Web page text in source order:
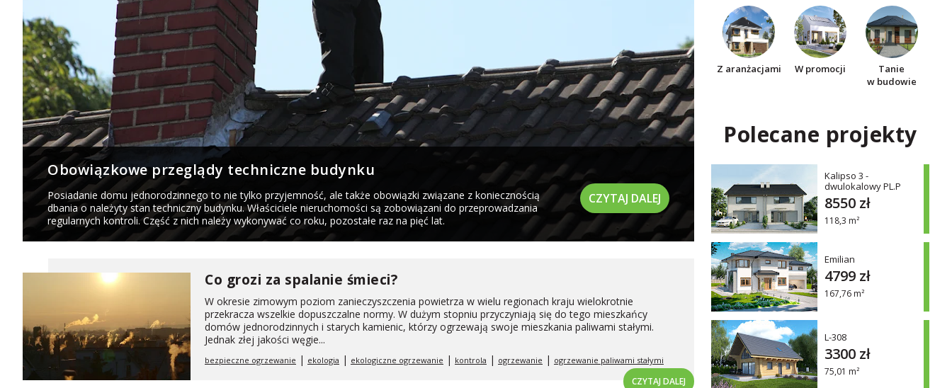
Obowiązkowe przeglądy techniczne budynku
Posiadanie domu jednorodzinnego to nie tylko przyjemność, ale także obowiązki związane z koniecznością
dbania o należyty stan techniczny budynku. Właściciele nieruchomości są zobowiązani do przeprowadzania
regularnych kontroli. Część z nich należy wykonywać co roku, pozostałe raz na pięć lat.
CZYTAJ DALEJ
Co grozi za spalanie śmieci?
W okresie zimowym poziom zanieczyszczenia powietrza w wielu regionach kraju wielokrotnie
przekracza wszelkie dopuszczalne normy. W dużym stopniu przyczyniają się do tego mieszkańcy
domów jednorodzinnych i starych kamienic, którzy ogrzewają swoje mieszkania paliwami stałymi.
Jednak złej jakości węgie...
bezpieczne ogrzewanie | ekologia | ekologiczne ogrzewanie | kontrola | ogrzewanie | ogrzewanie paliwami stałymi
CZYTAJ DALEJ
Z aranżacjami W promocji
Tanie
w budowie
Polecane projekty
Kalipso 3 -
dwulokalowy PL.P
118,3 m²
8550 zł
Emilian
167,76 m²
4799 zł
L-308
75,01 m²
3300 zł